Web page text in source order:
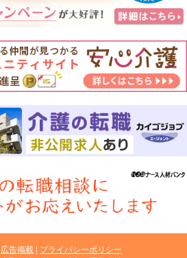
広告掲載 プライバシーポリシー